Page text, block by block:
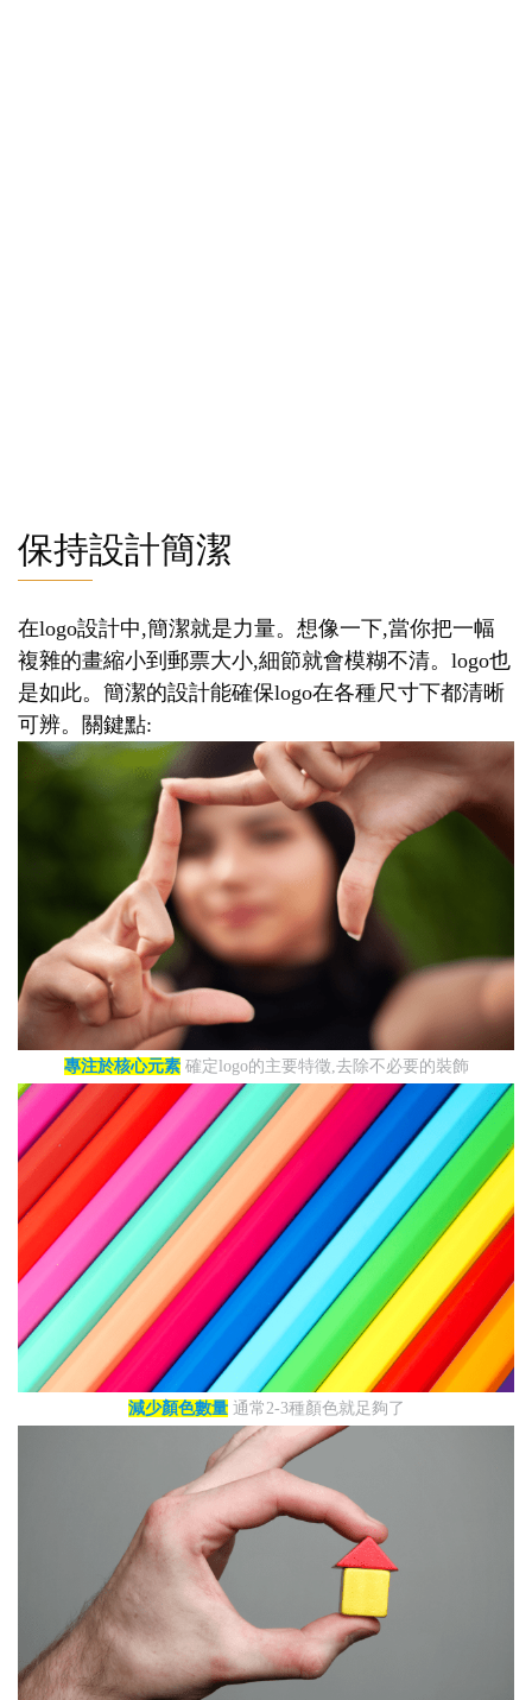
保持設計簡潔
在logo設計中,簡潔就是力量。想像一下,當你把一幅
複雜的畫縮小到郵票大小,細節就會模糊不清。logo也
是如此。簡潔的設計能確保logo在各種尺寸下都清晰
可辨。關鍵點:
專注於核心元素確定logo的主要特徵,去除不必要的裝飾
減少顏色數量通常2-3種顏色就足夠了